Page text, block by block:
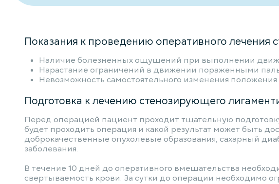
Показания к проведению оперативного лечения
Наличие болезненных ощущений при выполнении
Нарастание ограничений в движении пораженными
Невозможность самостоятельного изменения положения
Подготовка к лечению стенозирующего
Перед операцией пациент проходит тщательную
будет проходить операция и какой результат может быть
доброкачественные опухолевые образования, сахарный
заболевания.
В течение 10 дней до оперативного вмешательства
свертываемость крови. За сутки до операции необходимо